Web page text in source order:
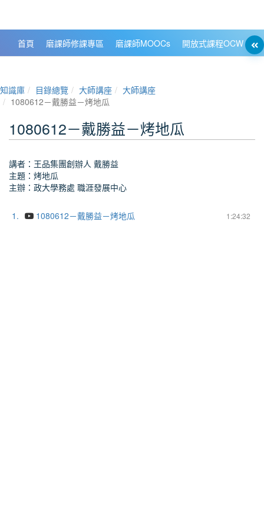
首頁 磨課師修課專區 磨課師MOOCs 開放式課程OCW
知識庫 目錄總覽 大師講座
大師講座
1080612－戴勝益－烤地瓜
1080612－戴勝益－烤地瓜
講者：王品集團創辦人 戴勝益
主題：烤地瓜
主辦：政大學務處 職涯發展中心
1. 1:24:32
1080612－戴勝益－烤地瓜